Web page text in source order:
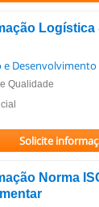
Logística
e Desenvolvimento
Qualidade
Solicite
Norma